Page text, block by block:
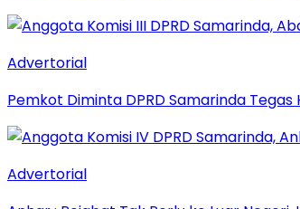
Advertorial
Pemkot Diminta DPRD Samarinda Tegas
Advertorial